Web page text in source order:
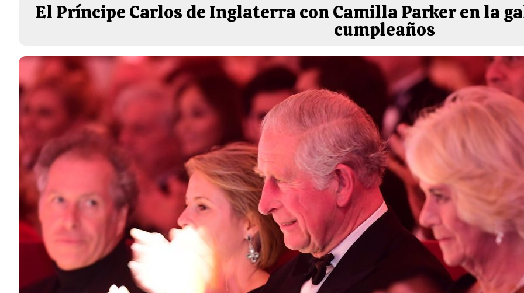
El Príncipe Carlos de Inglaterra con Camilla Parker en la
cumpleaños